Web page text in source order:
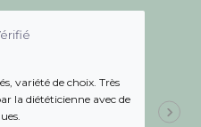
variété de choix. Très
la diététicienne avec de
de l
aidé